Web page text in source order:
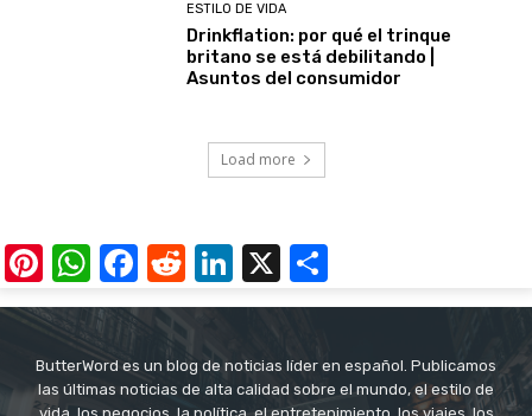
ESTILO DE VIDA
Drinkflation: por qué el trinque
britano se está debilitando |
Asuntos del consumidor
Load more
Pinterest
WhatsApp
Facebook
RedditLinkedIn
X
ButterWord es un blog de noticias líder en español. Publicamos
las últimas noticias de alta calidad sobre el mundo, el estilo de